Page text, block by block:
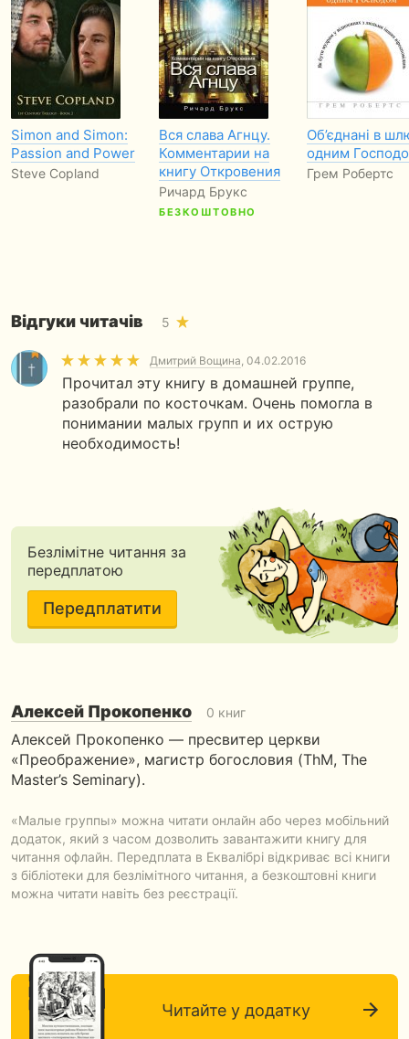
Simon and Simon:
Passion and Power
Steve Copland
Вся слава Агнцу.
Комментарии на
книгу Откровения
Ричард Брукс
БЕЗКОШТОВНО
Об’єднані в
одним
Грем Робертс
Відгуки читачів 5
Дмитрий Вощина, 04.02.2016
Прочитал эту книгу в домашней группе,
разобрали по косточкам. Очень помогла в
понимании малых групп и их острую
необходимость!
Безлімітне читання за
передплатою
Передплатити
Алексей Прокопенко 0 книг
Алексей Прокопенко — пресвитер церкви
«Преображение», магистр богословия (ThM, The
Master’s Seminary).
«Малые группы» можна читати онлайн або через мобільний
додаток, який з часом дозволить завантажити книгу для
читання офлайн. Передплата в Еквалібрі відкриває всі книги
з бібліотеки для безлімітного читання, а безкоштовні книги
можна читати навіть без реєстрації.
Читайте у додатку